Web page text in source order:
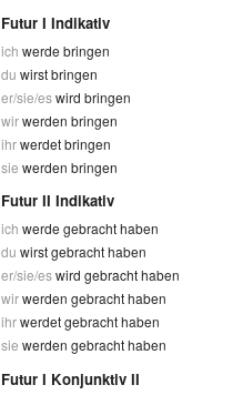
Futur I Indikativ
ich werde bringen
du wirst bringen
er/sie/eswird bringen
wirwerden bringen
ihrwerdet bringen
sie werden bringen
Futur II Indikativ
ich werde gebracht haben
du wirst gebracht haben
er/sie/eswird gebracht haben
wirwerden gebracht haben
ihrwerdet gebracht haben
sie werden gebracht haben
Futur I Konjunktiv II